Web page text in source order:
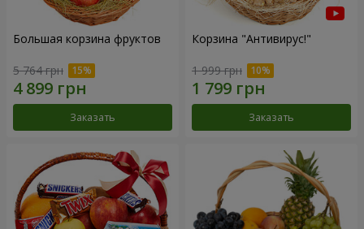
Большая корзина фруктов
5 764 грн
Заказать
Корзина "Антивирус!"
1 999 грн
Заказать